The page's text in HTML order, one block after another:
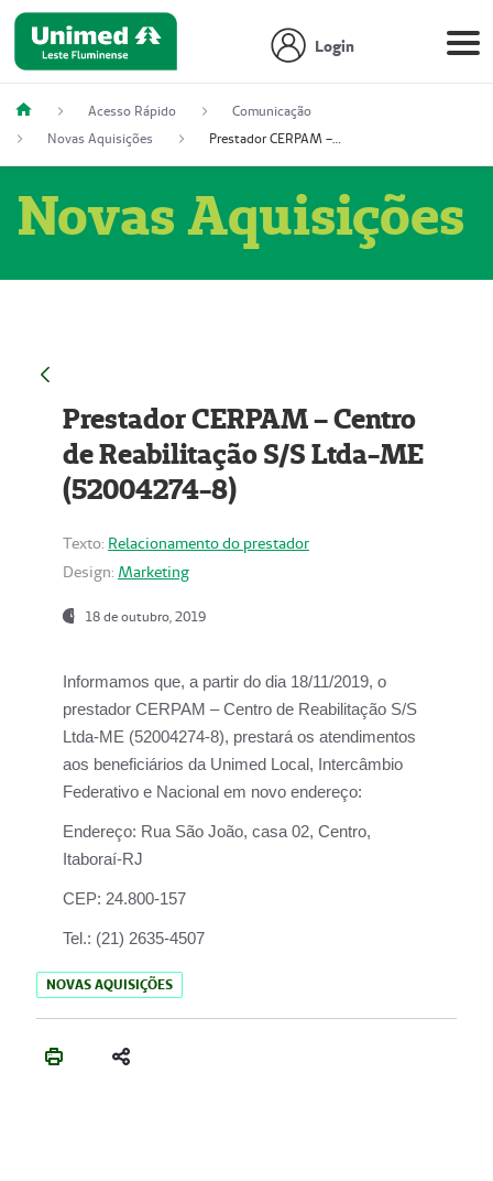
Login
Acesso Rápido
Comunicação
Novas Aquisições
Prestador CERPAM – Centro de Reabilitação S/S Ltda-ME (52004274-8)
Novas Aquisições
Prestador CERPAM – Centro
de Reabilitação S/S Ltda-ME
(52004274-8)
Texto: Relacionamento do prestador
Design: Marketing
18 de outubro, 2019
Informamos que, a partir do dia 18/11/2019, o
prestador CERPAM – Centro de Reabilitação S/S
Ltda-ME (52004274-8), prestará os atendimentos
aos beneficiários da Unimed Local, Intercâmbio
Federativo e Nacional em novo endereço:
Endereço: Rua São João, casa 02, Centro,
Itaboraí-RJ
CEP: 24.800-157
Tel.: (21) 2635-4507
NOVAS AQUISIÇÕES